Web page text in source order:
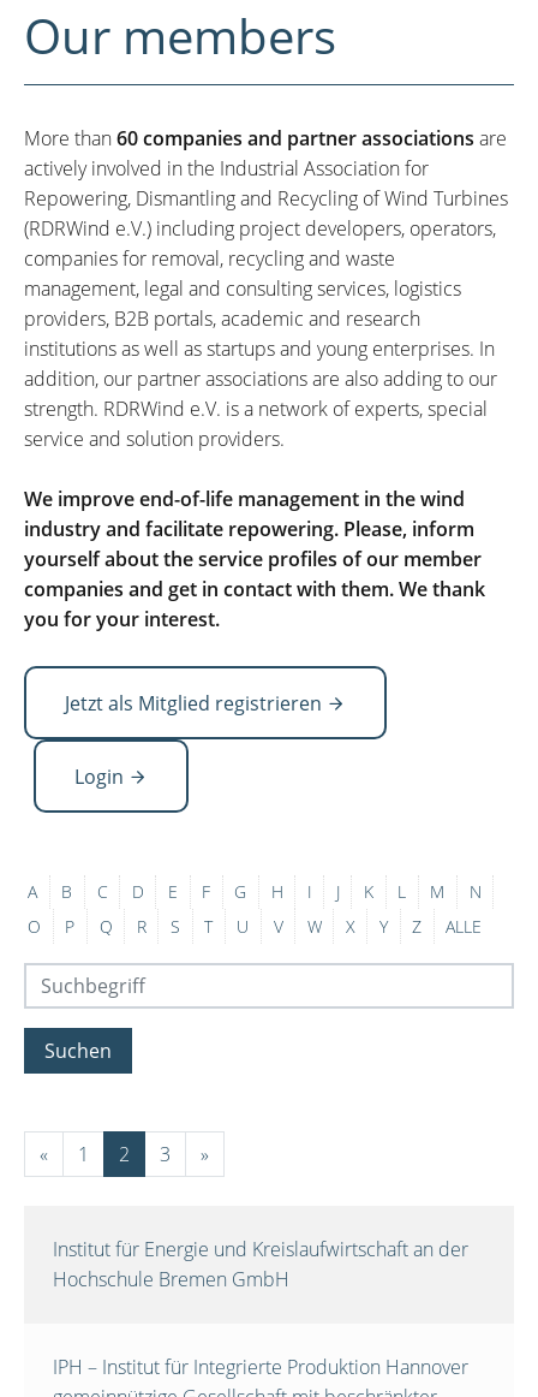
Our members
More than60 companies and partner associations are
actively involved in the Industrial Association for
Repowering, Dismantling and Recycling of Wind Turbines
(RDRWind e.V.) including project developers, operators,
companies for removal, recycling and waste
management, legal and consulting services, logistics
providers, B2B portals, academic and research
institutions as well as startups and young enterprises. In
addition, our partner associations are also adding to our
strength. RDRWind e.V. is a network of experts, special
service and solution providers.
We improve end-of-life management in the wind
industry and facilitate repowering. Please, inform
yourself about the service profiles of our member
companies and get in contact with them. We thank
you for your interest.
Jetzt als Mitglied registrieren
Login
A B C D E F G H I J K L M
N
O
P Q R S T U V W X Y Z ALLE
Suchen
« 1 2 3 »
Institut für Energie und Kreislaufwirtschaft an der
Hochschule Bremen GmbH
IPH – Institut für Integrierte Produktion Hannover